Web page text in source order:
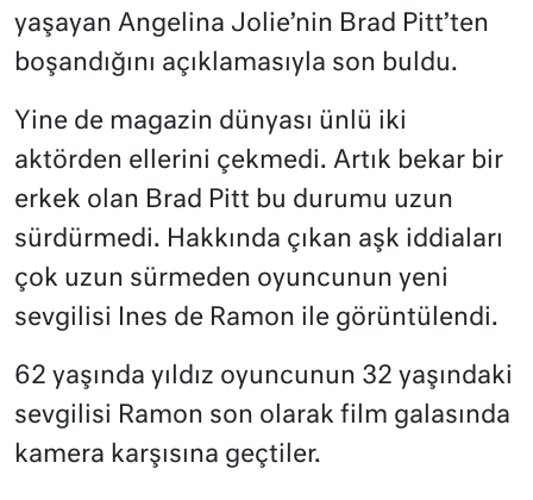
yaşayan Angelina Jolie’nin Brad Pitt’ten
boşandığını açıklamasıyla son buldu.
Yine de magazin dünyası ünlü iki
aktörden ellerini çekmedi. Artık bekar bir
erkek olan Brad Pitt bu durumu uzun
sürdürmedi. Hakkında çıkan aşk iddiaları
çok uzun sürmeden oyuncunun yeni
sevgilisi Ines de Ramon ile görüntülendi.
62 yaşında yıldız oyuncunun 32 yaşındaki
sevgilisi Ramon son olarak film galasında
kamera karşısına geçtiler.